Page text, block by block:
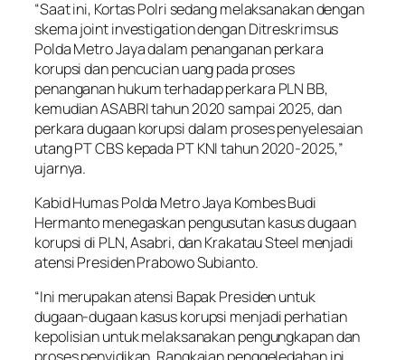
“Saat ini, Kortas Polri sedang melaksanakan dengan
skema joint investigation dengan Ditreskrimsus
Polda Metro Jaya dalam penanganan perkara
korupsi dan pencucian uang pada proses
penanganan hukum terhadap perkara PLN BB,
kemudian ASABRI tahun 2020 sampai 2025, dan
perkara dugaan korupsi dalam proses penyelesaian
utang PT CBS kepada PT KNI tahun 2020-2025,”
ujarnya.
Kabid Humas Polda Metro Jaya Kombes Budi
Hermanto menegaskan pengusutan kasus dugaan
korupsi di PLN, Asabri, dan Krakatau Steel menjadi
atensi Presiden Prabowo Subianto.
“Ini merupakan atensi Bapak Presiden untuk
dugaan-dugaan kasus korupsi menjadi perhatian
kepolisian untuk melaksanakan pengungkapan dan